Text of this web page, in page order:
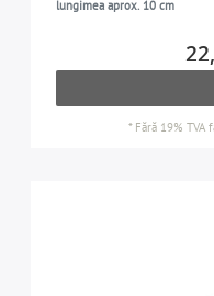
lungimea aprox. 10 cm
* Fără 19% TVA